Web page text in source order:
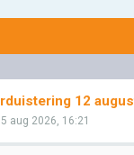
12
aug 2026, 16:21